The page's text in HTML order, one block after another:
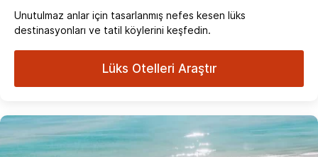
Unutulmaz anlar için tasarlanmış nefes kesen lüks
destinasyonları ve tatil köylerini keşfedin.
Lüks Otelleri Araştır